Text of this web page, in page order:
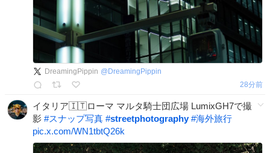
DreamingPippin @ DreamingPippin
28分前
イタリア🇮🇹ローマ マルタ騎士団広場 LumixGH7で撮
影 #スナップ写真 #streetphotography #海外旅行
pic.x.com/WN1tbtQ26k